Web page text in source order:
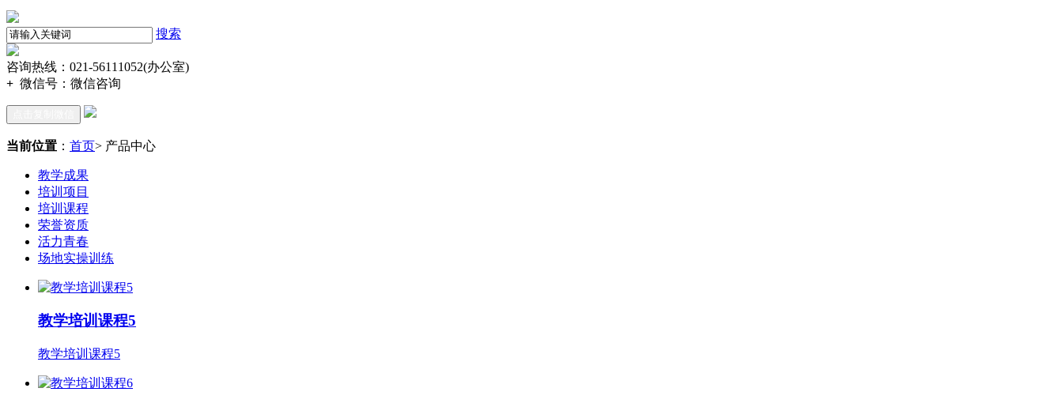
搜索
咨询热线：021-56111052(办公室)
+ 微信号： 微信咨询
当前位置 ： 首页> 产品中心
教学成果
培训项目
培训课程
荣誉资质
活力青春
场地实操训练
教学培训课程5
教学培训课程5